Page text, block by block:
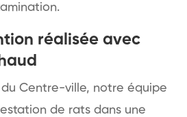
réalisée avec
Centre-ville, notre équipe
de rats dans une